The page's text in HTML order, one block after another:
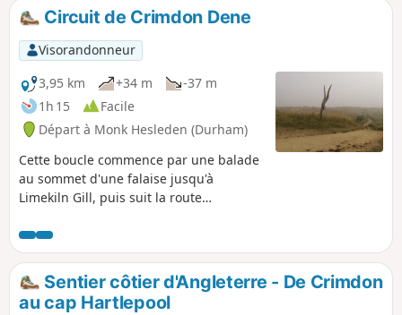
Circuit de Crimdon Dene
Visorandonneur
3,95 km
+34 m
-37 m
1h 15
Facile
Départ à Monk Hesleden (Durham)
Cette boucle commence par une balade
au sommet d'une falaise jusqu'à
Limekiln Gill, puis suit la route
en passant sous le spectaculaire viaduc
et en suivant Crimdon Beck vers les
dunes, d'où l'on peut admirer le cap
Hartlepool et la jetée de Steetley.
Sentier côtier d'Angleterre - De Crimdon
au cap Hartlepool